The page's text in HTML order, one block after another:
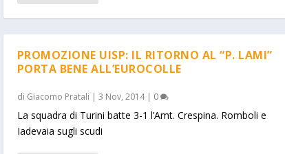
PROMOZIONE UISP: IL RITORNO AL “P. LAMI”
PORTA BENE ALL’EUROCOLLE
di Giacomo Pratali | 3 Nov, 2014| 0
La squadra di Turini batte 3-1 l’Amt. Crespina. Romboli e
Iadevaia sugli scudi